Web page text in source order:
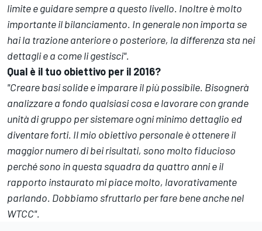
limite e guidare sempre a questo livello. Inoltre è molto
importante il bilanciamento. In generale non importa se
hai la trazione anteriore o posteriore, la differenza sta nei
dettagli e a come li gestisci".
Qual è il tuo obiettivo per il 2016?
"Creare basi solide e imparare il più possibile. Bisognerà
analizzare a fondo qualsiasi cosa e lavorare con grande
unità di gruppo per sistemare ogni minimo dettaglio ed
diventare forti. Il mio obiettivo personale è ottenere il
maggior numero di bei risultati, sono molto fiducioso
perché sono in questa squadra da quattro anni e il
rapporto instaurato mi piace molto, lavorativamente
parlando. Dobbiamo sfruttarlo per fare bene anche nel
WTCC".